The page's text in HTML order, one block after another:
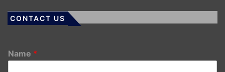
CONTACT US
Name *